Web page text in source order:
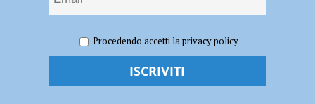
Bees, doppio colpo: Galli rinnova, Jovanovic firma
Fiorenzuola Bees, doppio colpo: Galli
Procedendo accetti la privacy policy